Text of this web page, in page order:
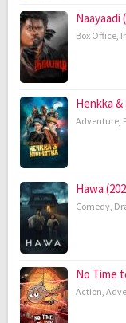
Naayaadi
Box Office,
Henkka
Adventure,
Hawa
Comedy,
No Time
Action,